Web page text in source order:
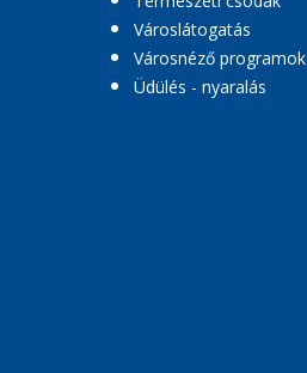
Városlátogatás
Városnéző programok
Üdülés - nyaralás